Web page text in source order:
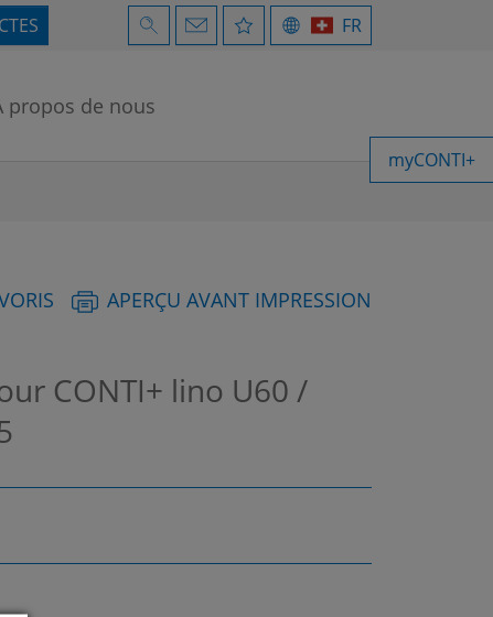
FR
propos de nous
myCONTI+
APERÇU AVANT IMPRESSION
CONTI+ lino U60 /